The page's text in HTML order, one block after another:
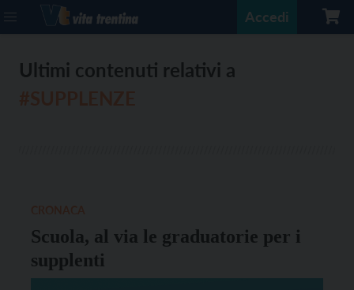
Accedi
Ultimi contenuti relativi a
Scuola, al via le graduatorie per i
supplenti